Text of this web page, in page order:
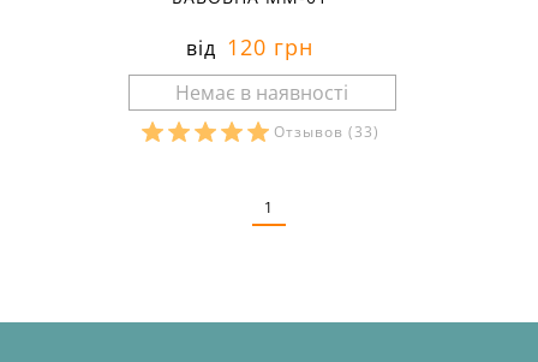
від 120 грн
Отзывов (33)
1